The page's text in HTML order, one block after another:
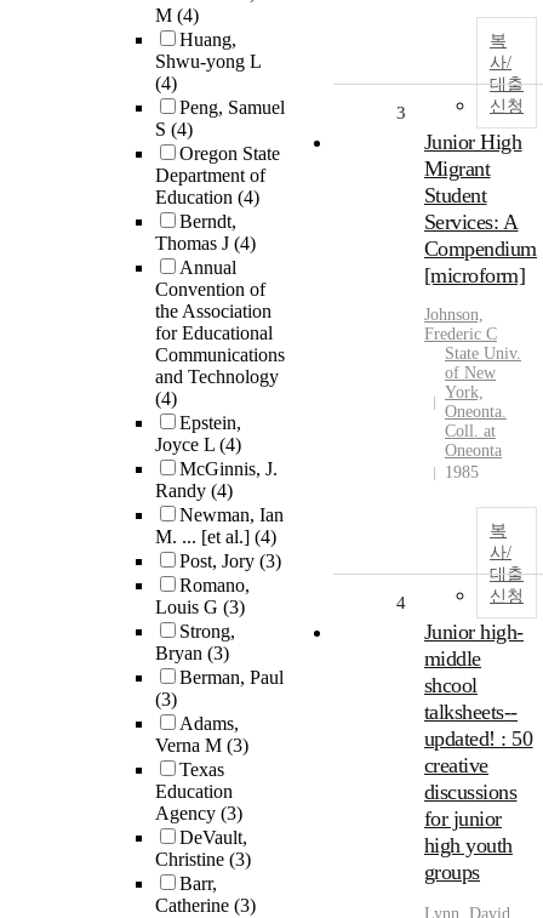
M (4)
Huang,
Shwu-yong L
(4)
Peng, Samuel
S (4)
Oregon State
Department of
Education (4)
Berndt,
Thomas J (4)
Annual
Convention of
the Association
for Educational
Communications
and Technology
(4)
Epstein,
Joyce L (4)
McGinnis, J.
Randy (4)
Newman, Ian
M. ... [et al.] (4)
Post, Jory (3)
Romano,
Louis G (3)
Strong,
Bryan (3)
Berman, Paul
(3)
Adams,
Verna M (3)
Texas
Education
Agency (3)
DeVault,
Christine (3)
Barr,
Catherine (3)
복
사/
대출
신청
3
Junior High
Migrant
Student
Services: A
Compendium
[microform]
Johnson,
Frederic C
State Univ.
of New
York,
Oneonta.
Coll. at
Oneonta
1985
복
사/
대출
신청
4
Junior high-
middle
shcool
talksheets--
updated! : 50
creative
discussions
for junior
high youth
groups
Lynn, David